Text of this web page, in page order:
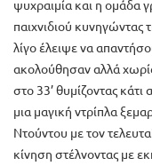
ψυχραιμία και η ομάδα
παιχνιδιού
λίγο έλειψε να
ακολούθησαν αλλά
στο 33’ θυμίζοντας
μια μαγική ντρίπλα
Ντούντου με τον
κίνηση στέλνοντας με